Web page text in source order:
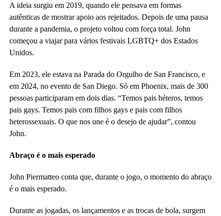
A ideia surgiu em 2019, quando ele pensava em formas
autênticas de mostrar apoio aos rejeitados. Depois de uma pausa
durante a pandemia, o projeto voltou com força total. John
começou a viajar para vários festivais LGBTQ+ dos Estados
Unidos.
Em 2023, ele estava na Parada do Orgulho de San Francisco, e
em 2024, no evento de San Diego. Só em Phoenix, mais de 300
pessoas participaram em dois dias. “Temos pais héteros, temos
pais gays. Temos pais com filhos gays e pais com filhos
heterossexuais. O que nos une é o desejo de ajudar”, contou
John.
Abraço é o mais esperado
John Piermatteo conta que, durante o jogo, o momento do abraço
é o mais esperado.
Durante as jogadas, os lançamentos e as trocas de bola, surgem